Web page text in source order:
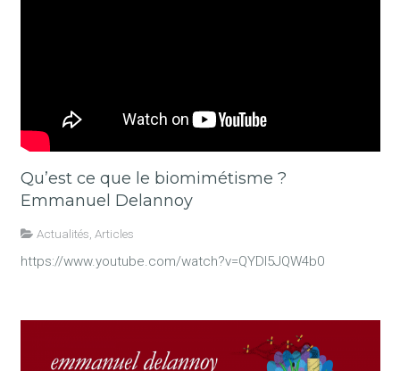
Qu’est ce que le biomimétisme ?
Emmanuel Delannoy
Actualités Articles
https://www.youtube.com/watch?v=QYDI5JQW4b0